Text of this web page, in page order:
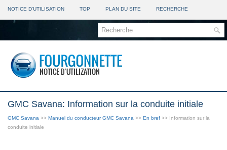
NOTICE D'UTILISATION TOP PLAN DU SITE RECHERCHE
GMC Savana: Information sur la conduite initiale
GMC Savana >> Manuel du conducteur GMC Savana >> En bref >> Information sur la
conduite initiale